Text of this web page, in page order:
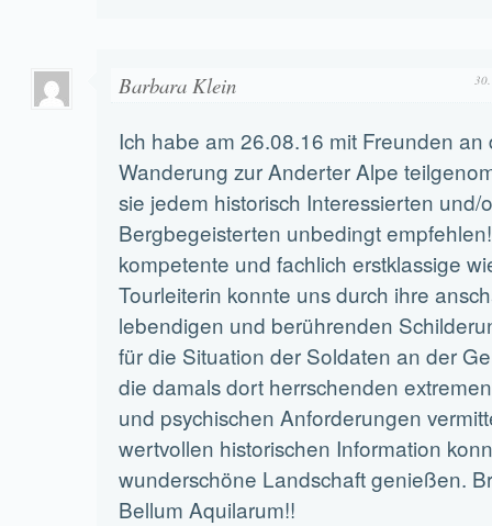
Barbara Klein
Ich habe am 26.08.16 mit Freunden
Wanderung zur Anderter Alpe
sie jedem historisch Interessierten und/
Bergbegeisterten unbedingt
kompetente und fachlich erstklassige
Tourleiterin konnte uns durch ihre
lebendigen und berührenden
für die Situation der Soldaten an der
die damals dort herrschenden
und psychischen Anforderungen
wertvollen historischen Information
wunderschöne Landschaft genießen.
Bellum Aquilarum!!